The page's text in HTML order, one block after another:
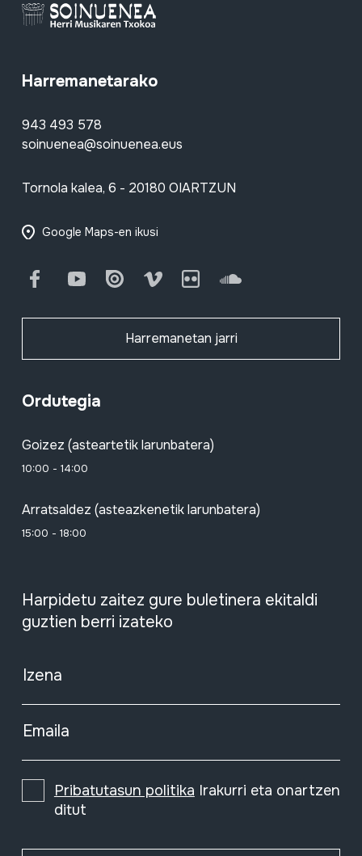
Harremanetarako
943 493 578
soinuenea@soinuenea.eus
Tornola kalea, 6 - 20180 OIARTZUN
Google Maps-en ikusi
FacebookYoutube Issuu Vimeo Flickr SoundCloud
Harremanetan jarri
Ordutegia
Goizez (asteartetik larunbatera)
10:00 - 14:00
Arratsaldez (asteazkenetik larunbatera)
15:00 - 18:00
Harpidetu zaitez gure buletinera ekitaldi
guztien berri izateko
Izena
Emaila
Pribatutasun politika Irakurri eta onartzen
ditut